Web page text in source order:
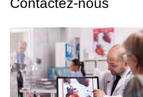
Contactez-nous